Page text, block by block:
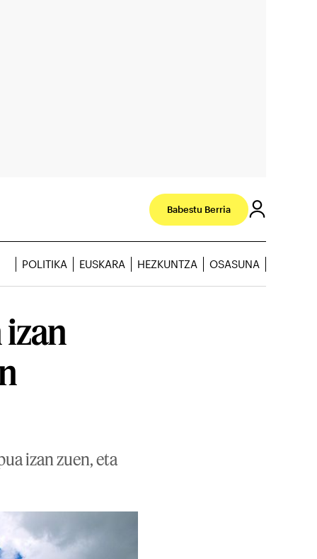
Babestu Berria
POLITIKA EUSKARA HEZKUNTZA OSASUNA
izan zuen, eta